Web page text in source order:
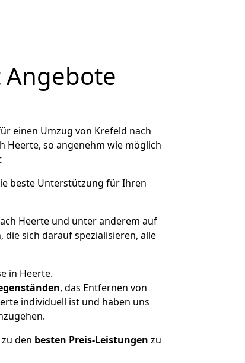
einen Umzug von Krefeld nach
Heerte, so angenehm wie möglich
beste Unterstützung für Ihren
Heerte und unter anderem auf
sich darauf spezialisieren, alle
in Heerte.
, das Entfernen von
individuell ist und haben uns
den besten Preis-Leistungen zu